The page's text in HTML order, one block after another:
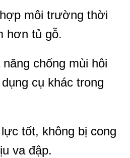
môi trường thời
hơn tủ gỗ.
chống mùi hôi
cụ khác trong
tốt, không bị cong
va đập.